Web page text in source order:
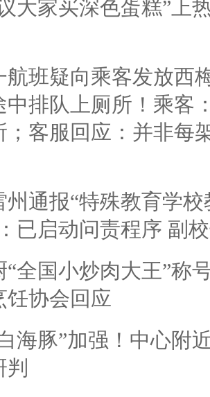
大家买深色蛋糕”上
航班疑向乘客发放西
中排队上厕所！乘客
；客服回应：并非每
州通报“特殊教育学
已启动问责程序 副
“全国小炒肉大王”称
饪协会回应
海豚”加强！中心附